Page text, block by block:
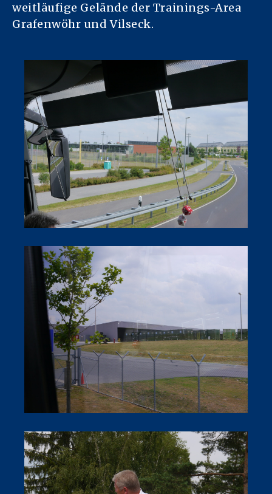
weitläufige Gelände der Trainings-Area
Grafenwöhr und Vilseck.